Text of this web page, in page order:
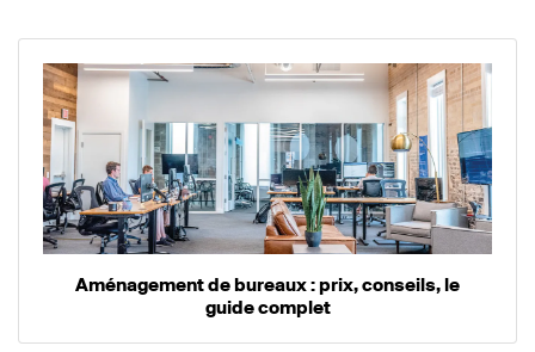
Aménagement de bureaux : prix, conseils, le
guide complet